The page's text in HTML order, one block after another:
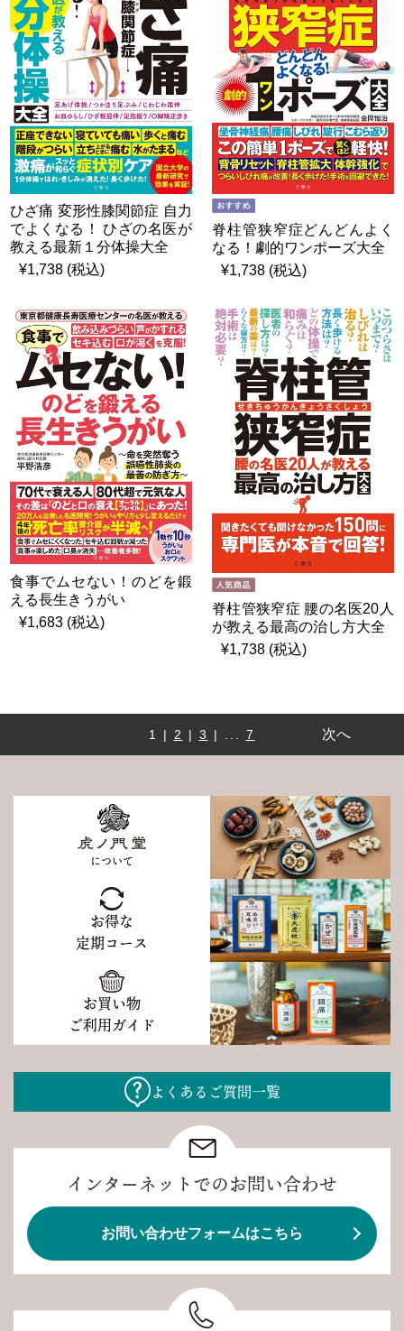
ひざ痛 変形性膝関節症 自力
でよくなる！ ひざの名医が
教える最新１分体操大全
¥1,738 (税込)
脊柱管狭窄症どんどんよく
なる！劇的ワンポーズ大全
¥1,738 (税込)
食事でムセない！のどを鍛
える長生きうがい
¥1,683 (税込)
脊柱管狭窄症 腰の名医20人
が教える最高の治し方大全
¥1,738 (税込)
1 | 2 | 3 | ... 7 次へ
について
お得な
定期コース
お買い物
ご利用ガイド
よくあるご質問一覧
インターネットでのお問い合わせ
お問い合わせフォームはこちら